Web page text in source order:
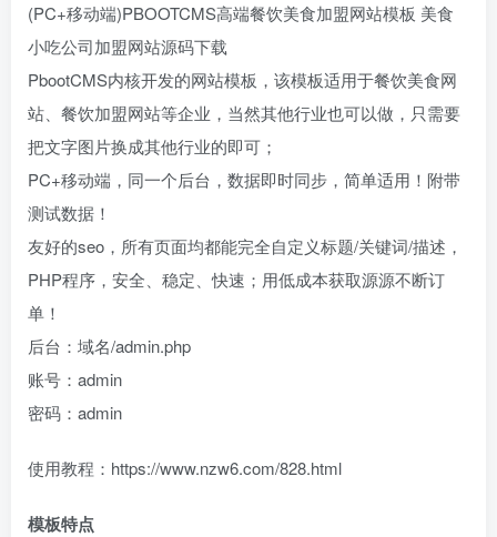
(PC+移动端)PBOOTCMS高端餐饮美食加盟网站模板 美食
小吃公司加盟网站源码下载
PbootCMS内核开发的网站模板，该模板适用于餐饮美食网
站、餐饮加盟网站等企业，当然其他行业也可以做，只需要
把文字图片换成其他行业的即可；
PC+移动端，同一个后台，数据即时同步，简单适用！附带
测试数据！
友好的seo，所有页面均都能完全自定义标题/关键词/描述，
PHP程序，安全、稳定、快速；用低成本获取源源不断订
单！
后台：域名/admin.php
账号：admin
密码：admin
使用教程：https://www.nzw6.com/828.html
模板特点